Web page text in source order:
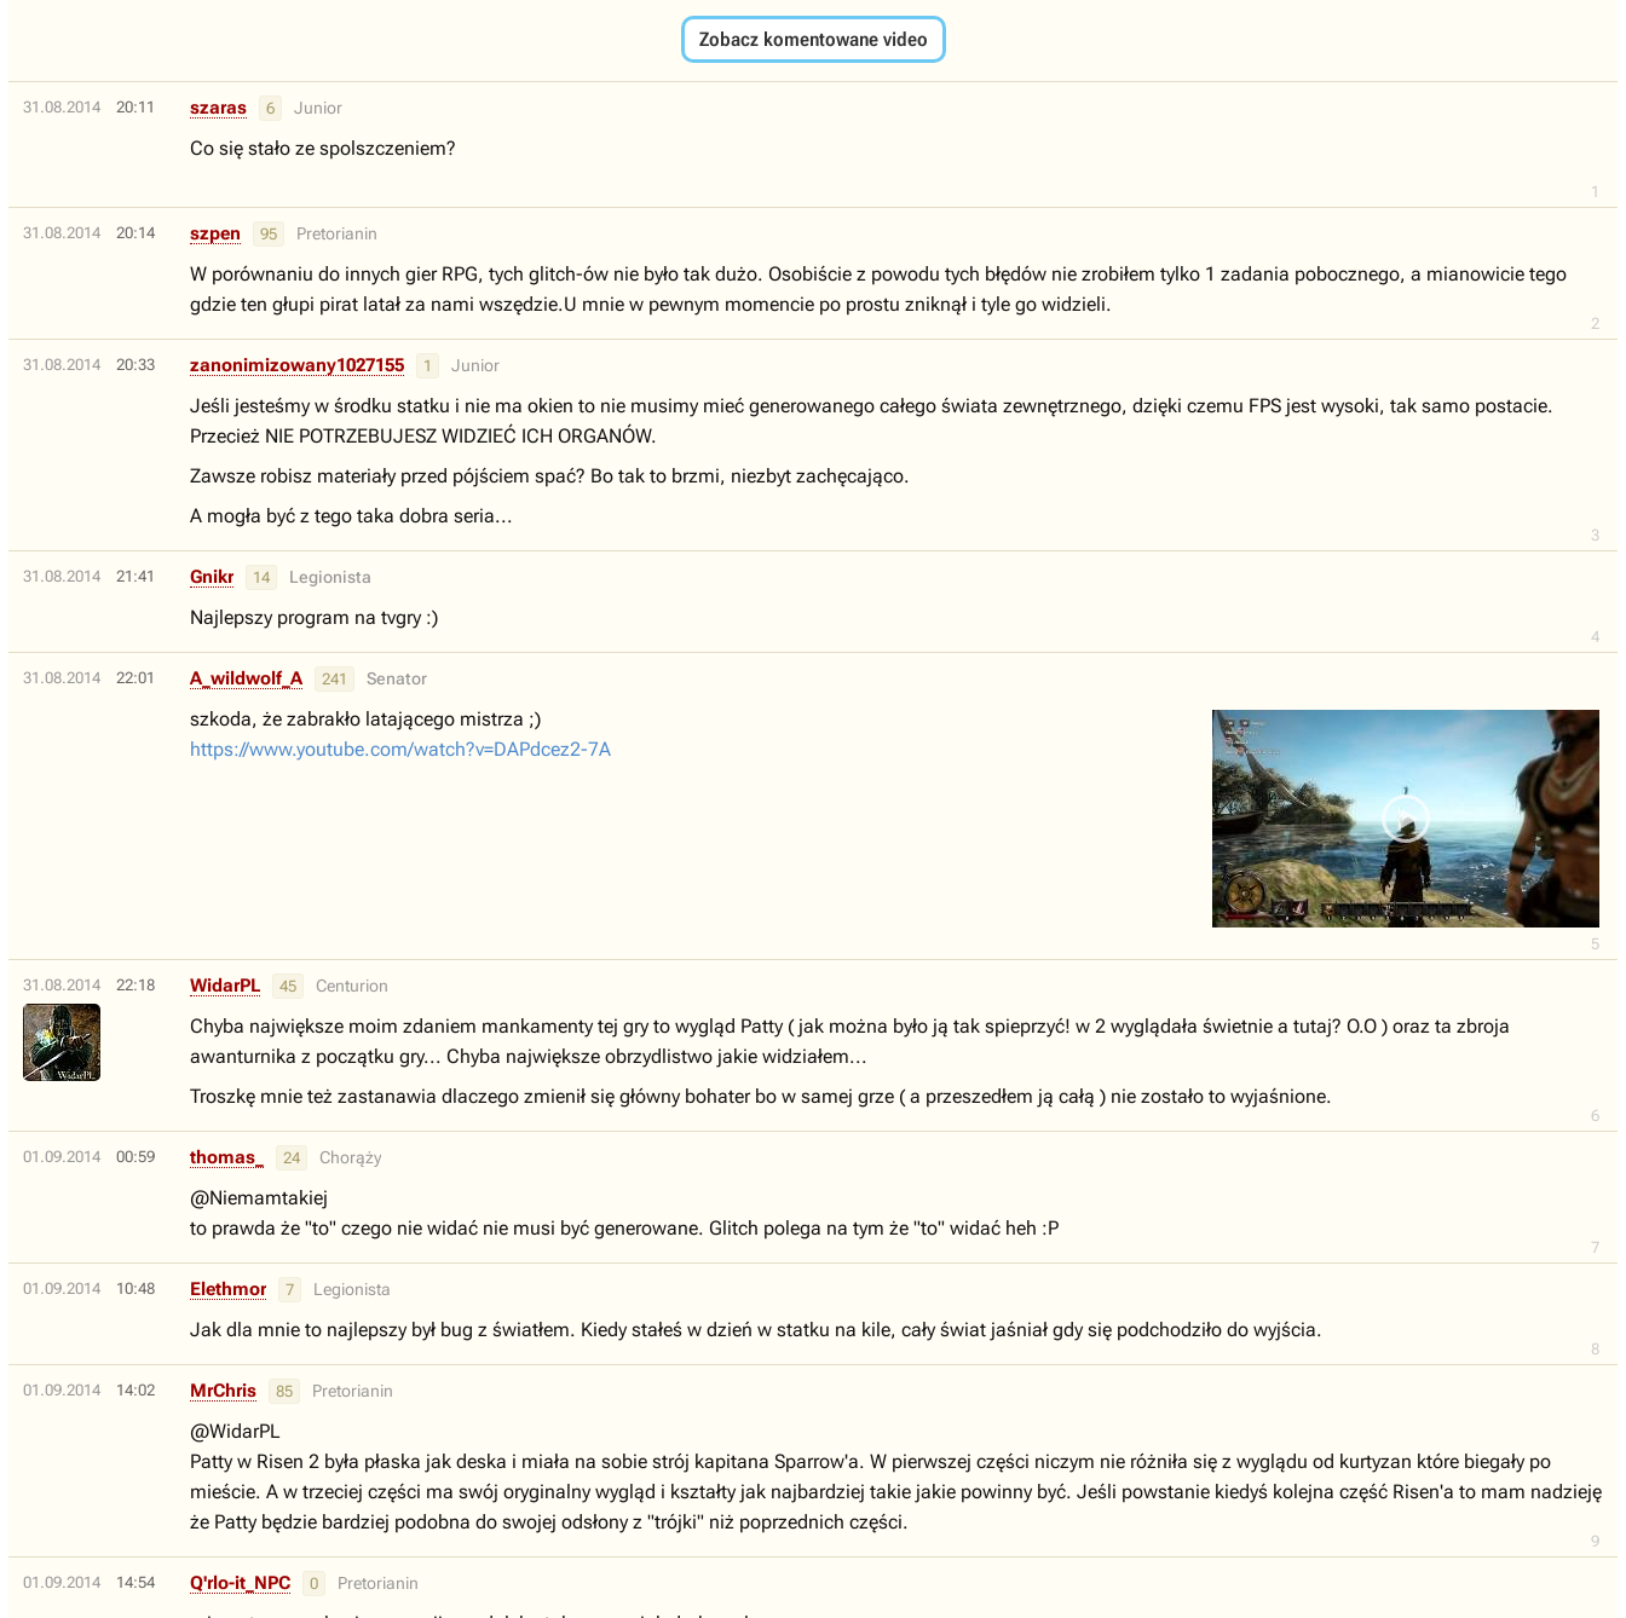
Zobacz komentowane video
31.08.2014 20:11
1
szaras 6 Junior
Co się stało ze spolszczeniem?
31.08.2014 20:14
2
szpen 95 Pretorianin
W porównaniu do innych gier RPG, tych glitch-ów nie było tak dużo. Osobiście z powodu tych błędów nie zrobiłem tylko 1 zadania pobocznego, a mianowicie tego
gdzie ten głupi pirat latał za nami wszędzie.U mnie w pewnym momencie po prostu zniknął i tyle go widzieli.
31.08.2014 20:33
3
zanonimizowany1027155 1 Junior
Jeśli jesteśmy w środku statku i nie ma okien to nie musimy mieć generowanego całego świata zewnętrznego, dzięki czemu FPS jest wysoki, tak samo postacie.
Przecież NIE POTRZEBUJESZ WIDZIEĆ ICH ORGANÓW.
Zawsze robisz materiały przed pójściem spać? Bo tak to brzmi, niezbyt zachęcająco.
A mogła być z tego taka dobra seria...
31.08.2014 21:41
4
Gnikr 14 Legionista
Najlepszy program na tvgry :)
31.08.2014 22:01
5
A_wildwolf_A 241 Senator
szkoda, że zabrakło latającego mistrza ;)
https://www.youtube.com/watch?v=DAPdcez2-7A
31.08.2014 22:18
6
WidarPL 45 Centurion
Chyba największe moim zdaniem mankamenty tej gry to wygląd Patty ( jak można było ją tak spieprzyć! w 2 wyglądała świetnie a tutaj? O.O ) oraz ta zbroja
awanturnika z początku gry... Chyba największe obrzydlistwo jakie widziałem...
Troszkę mnie też zastanawia dlaczego zmienił się główny bohater bo w samej grze ( a przeszedłem ją całą ) nie zostało to wyjaśnione.
01.09.2014 00:59
7
thomas_ 24 Chorąży
@Niemamtakiej
to prawda że "to" czego nie widać nie musi być generowane. Glitch polega na tym że "to" widać heh :P
01.09.2014 10:48
8
Elethmor 7 Legionista
Jak dla mnie to najlepszy był bug z światłem. Kiedy stałeś w dzień w statku na kile, cały świat jaśniał gdy się podchodziło do wyjścia.
01.09.2014 14:02
9
MrChris 85 Pretorianin
@WidarPL
Patty w Risen 2 była płaska jak deska i miała na sobie strój kapitana Sparrow'a. W pierwszej części niczym nie różniła się z wyglądu od kurtyzan które biegały po
mieście. A w trzeciej części ma swój oryginalny wygląd i kształty jak najbardziej takie jakie powinny być. Jeśli powstanie kiedyś kolejna część Risen'a to mam nadzieję
że Patty będzie bardziej podobna do swojej odsłony z "trójki" niż poprzednich części.
01.09.2014 14:54 Q'rlo-it_NPC 0 Pretorianin